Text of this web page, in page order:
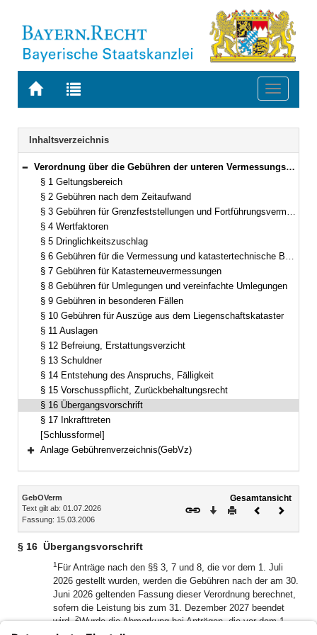
Zur
BAYERN.RECHT
Zur
letzten
Suche
Toggle
Navigation
Inhaltsverzeichnis
Bereich reduzieren
Verordnung über die Gebühren der unteren Vermessungsbehörden (GebOVerm) Vom 15. März 2006 (GVBl. S. 160) BayRS 2013-2-9-F (§§ 1–17)
§ 1 Geltungsbereich
§ 2 Gebühren nach dem Zeitaufwand
§ 3 Gebühren für Grenzfeststellungen und Fortführungsvermessungen (ohne Gebäudeveränderungen)
§ 4 Wertfaktoren
§ 5 Dringlichkeitszuschlag
§ 6 Gebühren für die Vermessung und katastertechnische Behandlung von Gebäudeveränderungen
§ 7 Gebühren für Katasterneuvermessungen
§ 8 Gebühren für Umlegungen und vereinfachte Umlegungen
§ 9 Gebühren in besonderen Fällen
§ 10 Gebühren für Auszüge aus dem Liegenschaftskataster
§ 11 Auslagen
§ 12 Befreiung, Erstattungsverzicht
§ 13 Schuldner
§ 14 Entstehung des Anspruchs, Fälligkeit
§ 15 Vorschusspflicht, Zurückbehaltungsrecht
§ 16 Übergangsvorschrift
§ 17 Inkrafttreten
[Schlussformel]
Anlage Gebührenverzeichnis(GebVz)
Inhalt
GebOVerm
Text gilt ab: 01.07.2026
Fassung: 15.03.2006
Gesamtansicht
Download
DruckenVorheriges
§ 16 Übergangsvorschrift
1 Für Anträge nach den §§ 3, 7 und 8, die vor dem 1. Juli
2026 gestellt wurden, werden die Gebühren nach der am 30.
Juni 2026 geltenden Fassung dieser Verordnung berechnet,
sofern die Leistung bis zum 31. Dezember 2027 beendet
wird.2Wurde die Abmarkung bei Anträgen, die vor dem 1.